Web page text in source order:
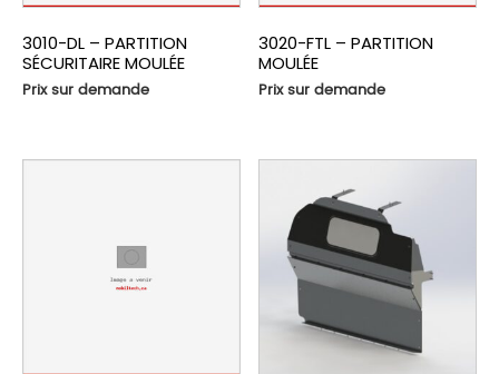
3010-DL – PARTITION
SÉCURITAIRE MOULÉE
Prix sur demande
3020-FTL – PARTITION
MOULÉE
Prix sur demande